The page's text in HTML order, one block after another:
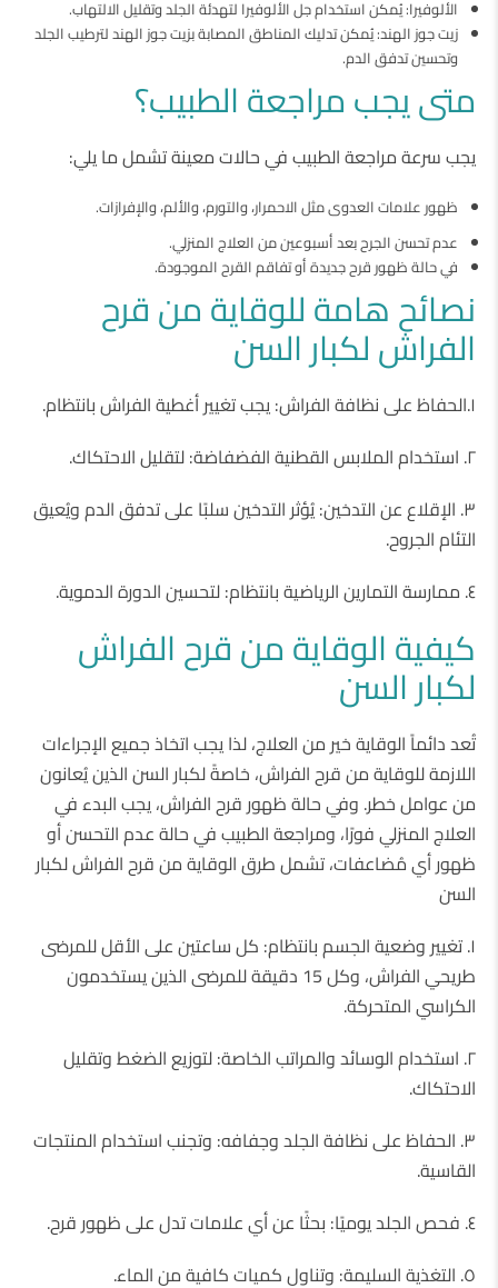
الألوفيرا: يُمكن استخدام جل الألوفيرا لتهدئة الجلد وتقليل الالتهاب.
زيت جوز الهند: يُمكن تدليك المناطق المصابة بزيت جوز الهند لترطيب الجلد
وتحسين تدفق الدم.
متى يجب مراجعة الطبيب؟
يجب سرعة مراجعة الطبيب في حالات معينة تشمل ما يلي:
ظهور علامات العدوى مثل الاحمرار، والتورم، والألم، والإفرازات.
عدم تحسن الجرح بعد أسبوعين من العلاج المنزلي.
في حالة ظهور قرح جديدة أو تفاقم القرح الموجودة.
نصائح هامة للوقاية من قرح
الفراش لكبار السن
١.الحفاظ على نظافة الفراش: يجب تغيير أغطية الفراش بانتظام.
٢. استخدام الملابس القطنية الفضفاضة: لتقليل الاحتكاك.
٣. الإقلاع عن التدخين: يُؤثر التدخين سلبًا على تدفق الدم ويُعيق
التئام الجروح.
٤. ممارسة التمارين الرياضية بانتظام: لتحسين الدورة الدموية.
كيفية الوقاية من قرح الفراش
لكبار السن
تُعد دائماً الوقاية خير من العلاج، لذا يجب اتخاذ جميع الإجراءات
اللازمة للوقاية من قرح الفراش، خاصةً لكبار السن الذين يُعانون
من عوامل خطر. وفي حالة ظهور قرح الفراش، يجب البدء في
العلاج المنزلي فورًا، ومراجعة الطبيب في حالة عدم التحسن أو
ظهور أي مُضاعفات، تشمل طرق الوقاية من قرح الفراش لكبار
السن
١. تغيير وضعية الجسم بانتظام: كل ساعتين على الأقل للمرضى
طريحي الفراش، وكل 15 دقيقة للمرضى الذين يستخدمون
الكراسي المتحركة.
٢. استخدام الوسائد والمراتب الخاصة: لتوزيع الضغط وتقليل
الاحتكاك.
٣. الحفاظ على نظافة الجلد وجفافه: وتجنب استخدام المنتجات
القاسية.
٤. فحص الجلد يوميًا: بحثًا عن أي علامات تدل على ظهور قرح.
٥. التغذية السليمة: وتناول كميات كافية من الماء.